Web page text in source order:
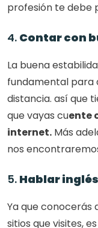
profesión te debe
4. Contar con
La buena
fundamental para
distancia. así que
que vayas cuente
internet. Más
nos
5. Hablar
Ya que conocerás
sitios que visites,